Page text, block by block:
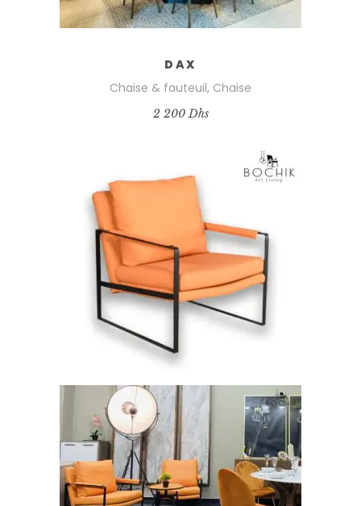
DAX
Chaise & fauteuil, Chaise
2 200Dhs
AJOUTER AU PANIER